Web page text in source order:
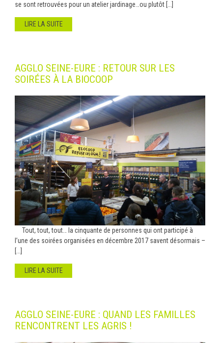
se sont retrouvées pour un atelier jardinage…ou plutôt [...]
LIRE LA SUITE
AGGLO SEINE-EURE : RETOUR SUR LES
SOIRÉES À LA BIOCOOP
Tout, tout, tout… la cinquante de personnes qui ont participé à
l’une des soirées organisées en décembre 2017 savent désormais –
[...]
LIRE LA SUITE
AGGLO SEINE-EURE : QUAND LES FAMILLES
RENCONTRENT LES AGRIS !